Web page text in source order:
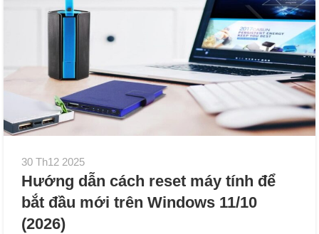
30 Th12 2025
Hướng dẫn cách reset máy tính để
bắt đầu mới trên Windows 11/10
(2026)